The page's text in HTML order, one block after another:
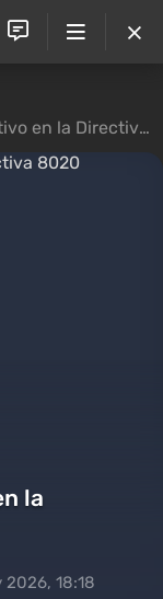
la Directiva 8020
la
2026, 18:18